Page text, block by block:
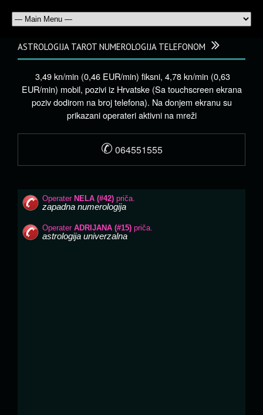
ASTROLOGIJA TAROT NUMEROLOGIJA TELEFONOM
3,49 kn/min (0,46 EUR/min) fiksni, 4,78 kn/min (0,63
EUR/min) mobil, pozivi iz Hrvatske (Sa touchscreen ekrana
poziv dodirom na broj telefona). Na donjem ekranu su
prikazani operateri aktivni na mreži
✆ 064551555